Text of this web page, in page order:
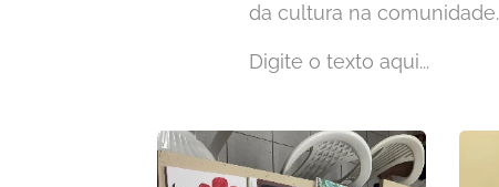
da cultura na comunidade.
Digite o texto aqui...